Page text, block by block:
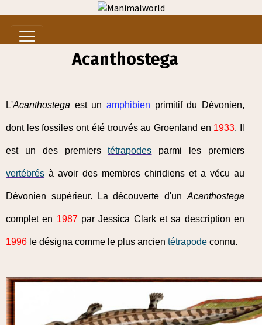
Acanthostega
L'Acanthostega est un amphibien primitif du Dévonien,
dont les fossiles ont été trouvés au Groenland en 1933. Il
est un des premierstétrapodes parmi les premiers
vertébrés à avoir des membres chiridiens et a vécu au
Dévonien supérieur. La découverte d'un Acanthostega
complet en 1987 par Jessica Clark et sa description en
1996 le désigna comme le plus ancien tétrapode connu.